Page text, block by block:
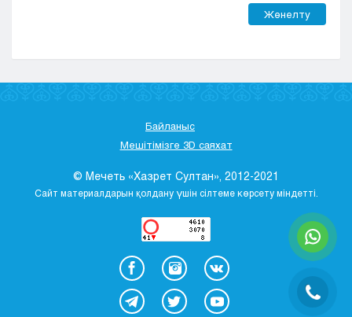
Жөнелту
Байланыс
Мешітімізге 3D саяхат
© Мечеть «Хазрет Султан», 2012-2021
Сайт материалдарын қолдану үшін сілтеме көрсету міндетті.